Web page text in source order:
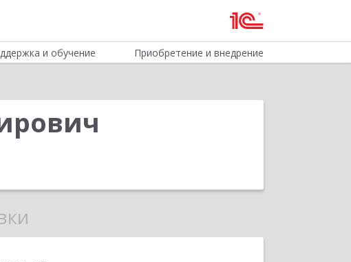
и обучение Приобретение и внедрение